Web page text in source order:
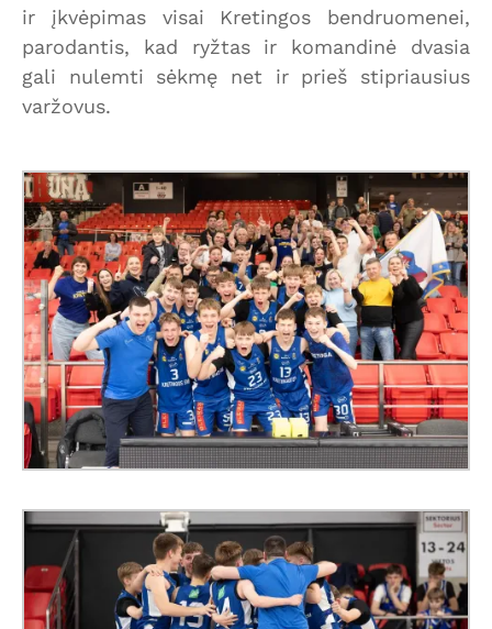
ir įkvėpimas visai Kretingos bendruomenei,
parodantis, kad ryžtas ir komandinė dvasia
gali nulemti sėkmę net ir prieš stipriausius
varžovus.